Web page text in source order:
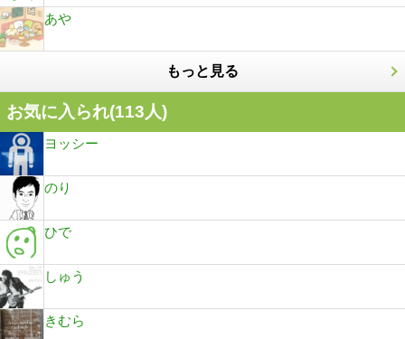
あや
もっと見る
お気に入られ(113人)
ヨッシー
のり
ひで
しゅう
きむら